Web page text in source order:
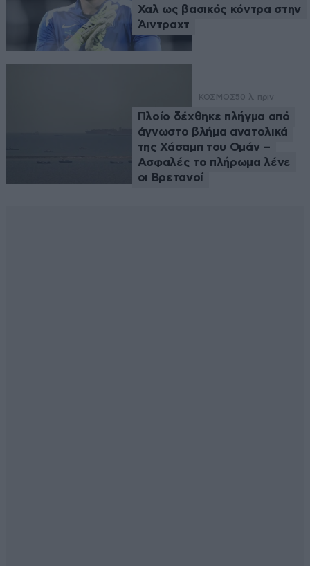
Χαλ ως βασικός κόντρα στην
Άιντραχτ
ΚΟΣΜΟΣ50 λ. πριν
Πλοίο δέχθηκε πλήγμα από
άγνωστο βλήμα ανατολικά
της Χάσαμπ του Ομάν –
Ασφαλές το πλήρωμα λένε
οι Βρετανοί